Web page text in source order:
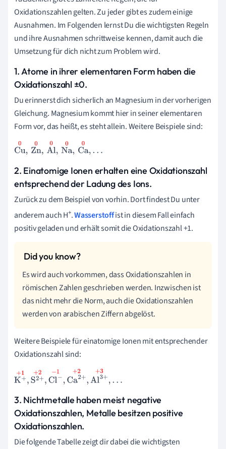
Oxidationszahlen gelten. Zu jeder gibt es zudem einige
Ausnahmen. Im Folgenden lernst Du die wichtigsten Regeln
und ihre Ausnahmen schrittweise kennen, damit auch die
Umsetzung für dich nicht zum Problem wird.
1. Atome in ihrer elementaren Form haben die
Oxidationszahl ±0.
Du erinnerst dich sicherlich an Magnesium in der vorherigen
Gleichung. Magnesium kommt hier in seiner elementaren
Form vor, das heißt, es steht allein. Weitere Beispiele sind:
Cu0, Zn0, Al0,Na0,Ca0,...
2. Einatomige Ionen erhalten eine Oxidationszahl
entsprechend der Ladung des Ions.
Zurück zu dem Beispiel von vorhin. Dort findest Du unter
anderem auch H+.Wasserstoffist in diesem Fall einfach
positiv geladen und erhält somit die Oxidationszahl +1.
Es wird auch vorkommen, dass Oxidationszahlen in
römischen Zahlen geschrieben werden. Inzwischen ist
das nicht mehr die Norm, auch die Oxidationszahlen
werden von arabischen Ziffern abgelöst.
Weitere Beispiele für einatomige Ionen mit entsprechender
Oxidationszahl sind:
K++1,S2++2,Cl-
-1 Ca2 + +2 + +3 .
3. Nichtmetalle haben meist negative
Oxidationszahlen, Metalle besitzen positive
Oxidationszahlen.
Die folgende Tabelle zeigt dir dabei die wichtigsten